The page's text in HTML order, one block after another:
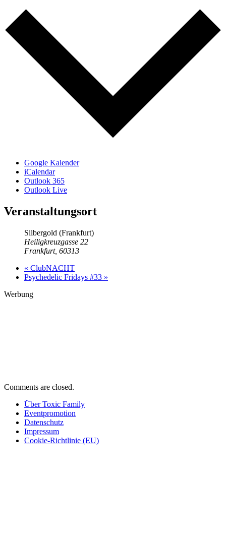
Google Kalender
iCalendar
Outlook 365
Outlook Live
Veranstaltungsort
Silbergold (Frankfurt)
Heiligkreuzgasse 22
Frankfurt, 60313
« ClubNACHT
Psychedelic Fridays #33 »
Werbung
Comments are closed.
Über Toxic Family
Eventpromotion
Datenschutz
Impressum
Cookie-Richtlinie (EU)